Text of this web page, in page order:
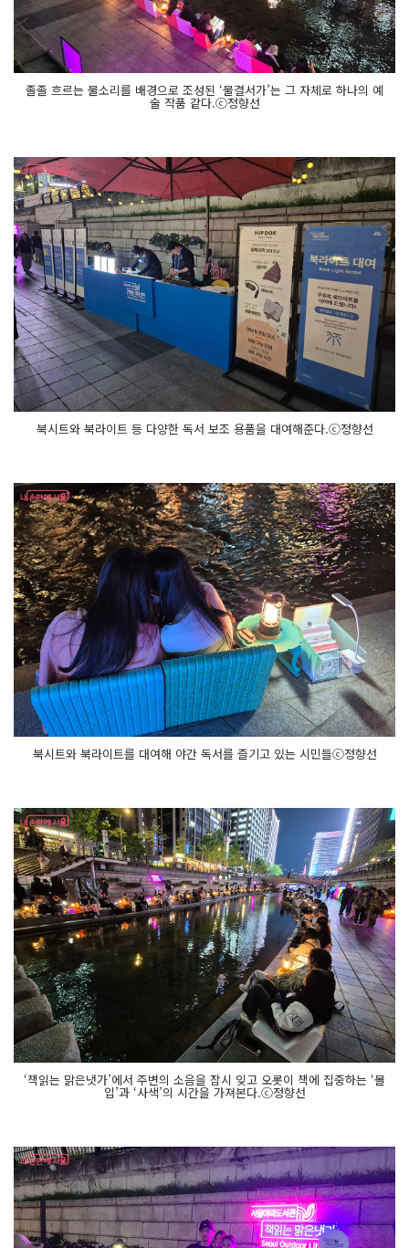
졸졸 흐르는 물소리를 배경으로 조성된 ‘물결서가’는 그 자체로 하나의 예
술 작품 같다.ⓒ정향선
북시트와 북라이트 등 다양한 독서 보조 용품을 대여해준다.ⓒ정향선
북시트와 북라이트를 대여해 야간 독서를 즐기고 있는 시민들ⓒ정향선
‘책읽는 맑은냇가’에서 주변의 소음을 잠시 잊고 오롯이 책에 집중하는 ‘몰
입’과 ‘사색’의 시간을 가져본다.ⓒ정향선